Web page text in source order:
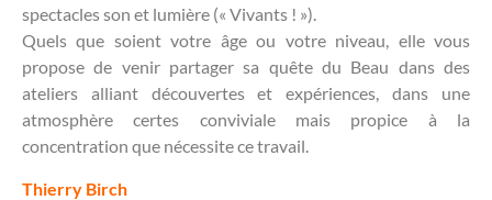
spectacles son et lumière (« Vivants ! »).
Quels que soient votre âge ou votre niveau, elle vous
propose de venir partager sa quête du Beau dans des
ateliers alliant découvertes et expériences, dans une
atmosphère certes conviviale mais propice à la
concentration que nécessite ce travail.
Thierry Birch